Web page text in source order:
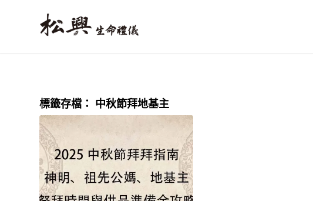
標籤存檔： 中秋節拜地基主